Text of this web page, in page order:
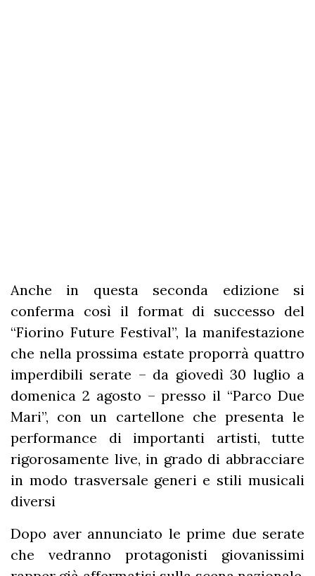
Anche in questa seconda edizione si
conferma così il format di successo del
“Fiorino Future Festival”, la manifestazione
che nella prossima estate proporrà quattro
imperdibili serate – da giovedì 30 luglio a
domenica 2 agosto – presso il “Parco Due
Mari”, con un cartellone che presenta le
performance di importanti artisti, tutte
rigorosamente live, in grado di abbracciare
in modo trasversale generi e stili musicali
diversi
Dopo aver annunciato le prime due serate
che vedranno protagonisti giovanissimi